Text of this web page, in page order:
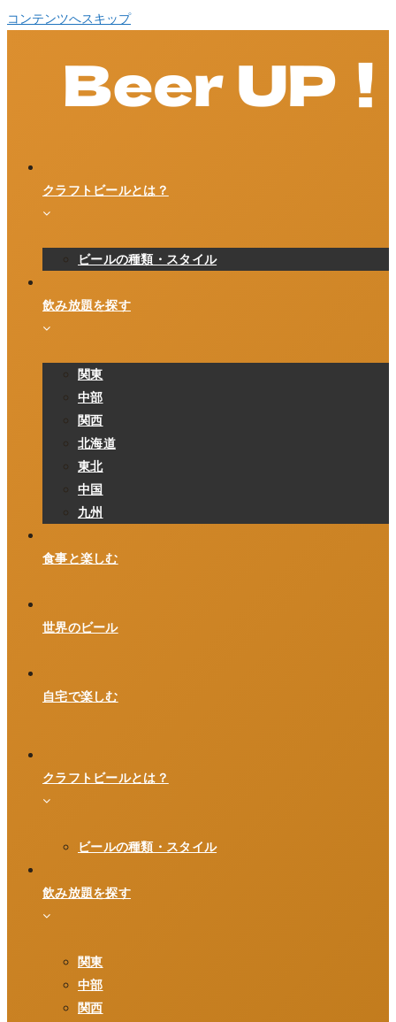
コンテンツへスキップ
クラフトビールとは？
ビールの種類・スタイル
飲み放題を探す
関東
中部
関西
北海道
東北
中国
九州
食事と楽しむ
世界のビール
自宅で楽しむ
クラフトビールとは？
ビールの種類・スタイル
飲み放題を探す
関東
中部
関西